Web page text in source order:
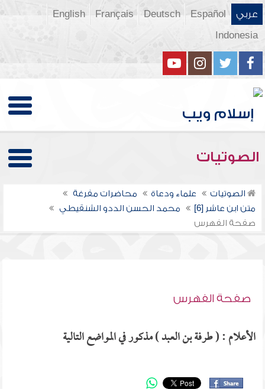
عربي Español
Deutsch
Français
English
Indonesia
الصوتيات
الصوتيات علماء ودعاة
محاضرات مفرغة
متن ابن عاشر [6]
محمد الحسن الددو الشنقيطي
صفحة الفهرس
صفحة الفهرس
الأعلام : ( طرفة بن العبد ) مذكور في المواضع التالية